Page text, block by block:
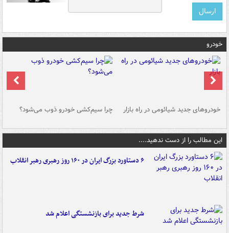
خودرو
خودروهای جدید شیائومی در راه بازار چرا سیم‌کشی خودرو ذوب می‌شود؟
این مطالب را از دست ندهید....
۶ دستاورد بزرگ ایران در ۱۶۰ روز رهبری رهبر انقلاب
شرط جدید برای بازنشستگی اعلام شد